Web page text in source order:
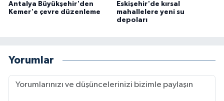
Antalya Büyükşehir'den
Kemer'e çevre düzenleme
Eskişehir'de kırsal
mahallelere yeni su
depoları
Yorumlar